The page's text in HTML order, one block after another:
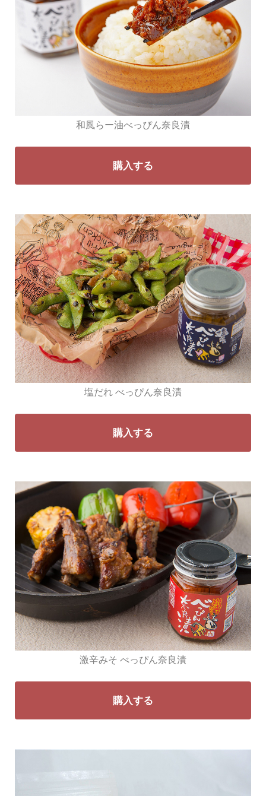
和風らー油べっぴん奈良漬
購入する
塩だれ べっぴん奈良漬
購入する
激辛みそ べっぴん奈良漬
購入する